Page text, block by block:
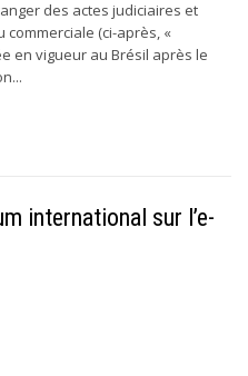
des actes judiciaires et
(ci-après, «
en vigueur au Brésil après le
international sur l’e-